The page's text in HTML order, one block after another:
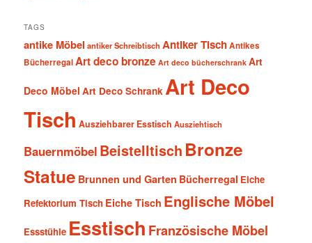
TAGS
antike Möbel antiker Schreibtisch Antiker TischAntikes
BücherregalArt deco bronze Art deco bücherschrank Art
Deco Möbel Art Deco Schrank Art Deco
Tisch Ausziehbarer Esstisch Ausziehtisch
Bauernmöbel Beistelltisch Bronze
Statue Brunnen und Garten Bücherregal Eiche
Refektorium Tisch Eiche Tisch Englische Möbel
Essstühle Esstisch Französische Möbel